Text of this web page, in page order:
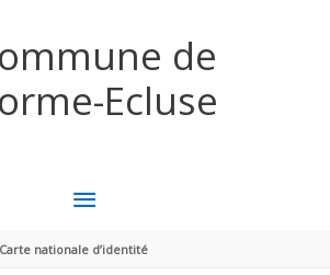
de
Ecluse
MENU
PRINCIPAL
Carte nationale d’identité